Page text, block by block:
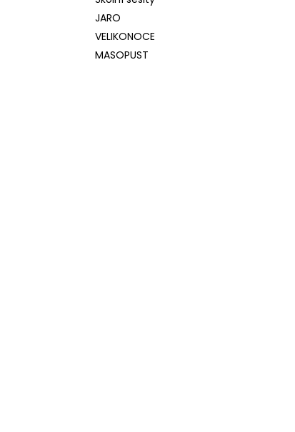
JARO
VELIKONOCE
MASOPUST